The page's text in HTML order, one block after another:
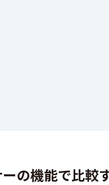
の機能で比較